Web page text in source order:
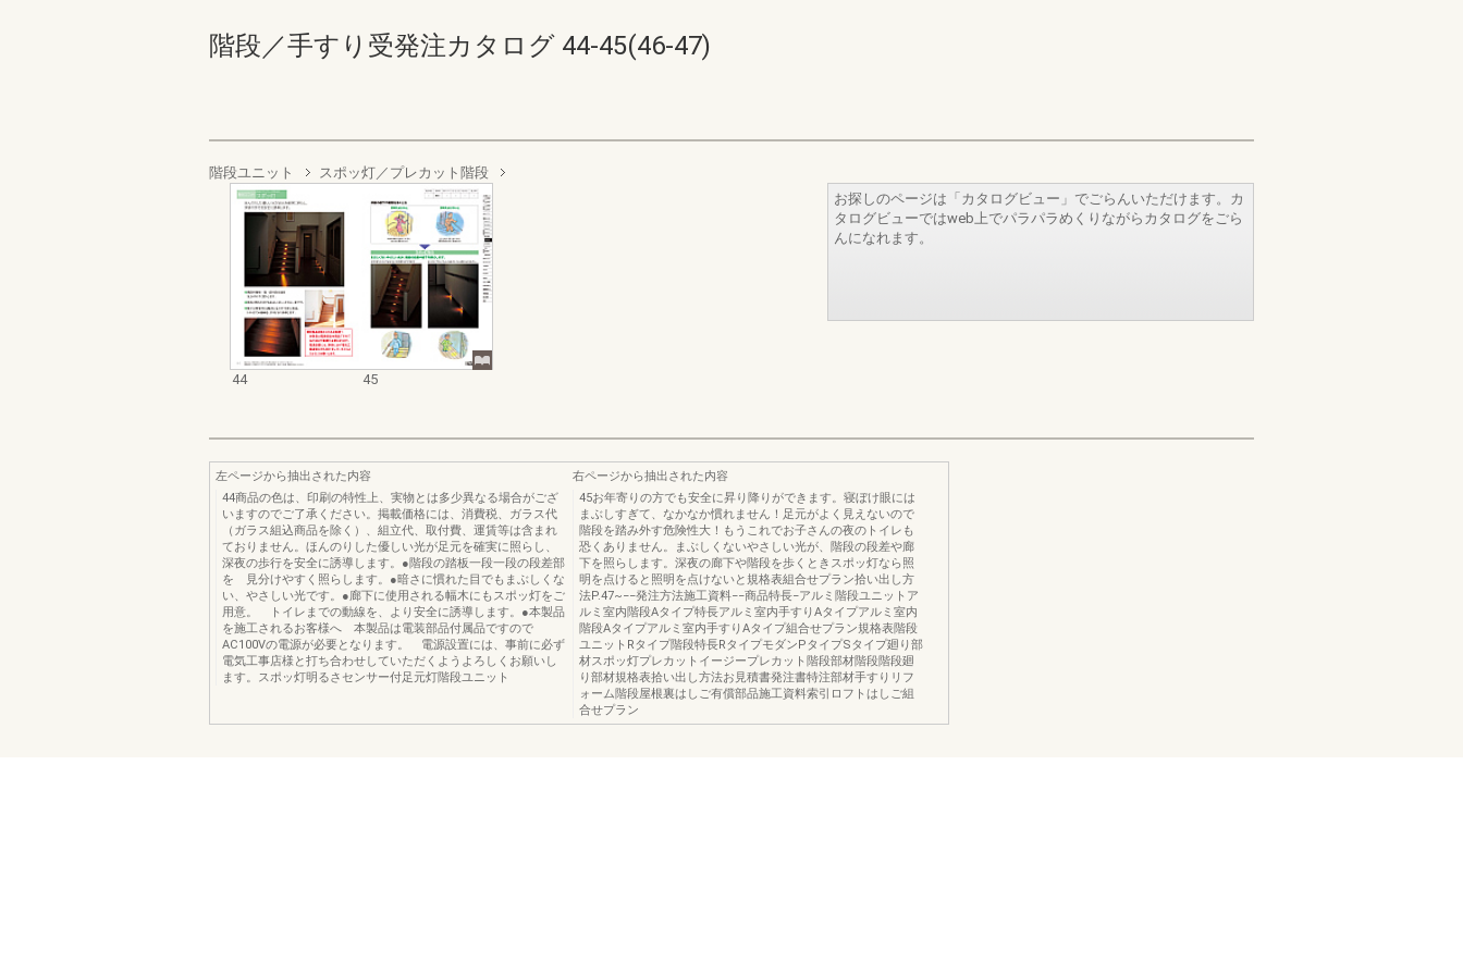
階段／手すり受発注カタログ 44-45(46-47)
階段ユニット スポッ灯／プレカット階段
44 45
お探しのページは「カタログビュー」でごらんいただけます。カ
タログビューではweb上でパラパラめくりながらカタログをごら
んになれます。
左ページから抽出された内容
44商品の色は、印刷の特性上、実物とは多少異なる場合がござ
いますのでご了承ください。掲載価格には、消費税、ガラス代
（ガラス組込商品を除く）、組立代、取付費、運賃等は含まれ
ておりません。ほんのりした優しい光が足元を確実に照らし、
深夜の歩行を安全に誘導します。●階段の踏板一段一段の段差部
を 見分けやすく照らします。●暗さに慣れた目でもまぶしくな
い、やさしい光です。●廊下に使用される幅木にもスポッ灯をご
用意。 トイレまでの動線を、より安全に誘導します。●本製品
を施工されるお客様へ 本製品は電装部品付属品ですので
AC100Vの電源が必要となります。 電源設置には、事前に必ず
電気工事店様と打ち合わせしていただくようよろしくお願いし
ます。スポッ灯明るさセンサー付足元灯階段ユニット
右ページから抽出された内容
45お年寄りの方でも安全に昇り降りができます。寝ぼけ眼には
まぶしすぎて、なかなか慣れません！足元がよく見えないので
階段を踏み外す危険性大！もうこれでお子さんの夜のトイレも
恐くありません。まぶしくないやさしい光が、階段の段差や廊
下を照らします。深夜の廊下や階段を歩くときスポッ灯なら照
明を点けると照明を点けないと規格表組合せプラン拾い出し方
法P.47~−−発注方法施工資料−−商品特長−アルミ階段ユニットア
ルミ室内階段Aタイプ特長アルミ室内手すりAタイプアルミ室内
階段Aタイプアルミ室内手すりAタイプ組合せプラン規格表階段
ユニットRタイプ階段特長RタイプモダンPタイプSタイプ廻り部
材スポッ灯プレカットイージープレカット階段部材階段階段廻
り部材規格表拾い出し方法お見積書発注書特注部材手すりリフ
ォーム階段屋根裏はしご有償部品施工資料索引ロフトはしご組
合せプラン